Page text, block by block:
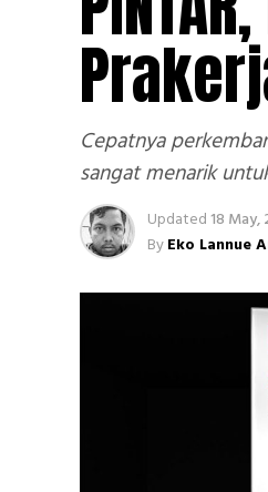
Cepatnya
sangat menarik
Updated 18 May,
ByEko Lannue